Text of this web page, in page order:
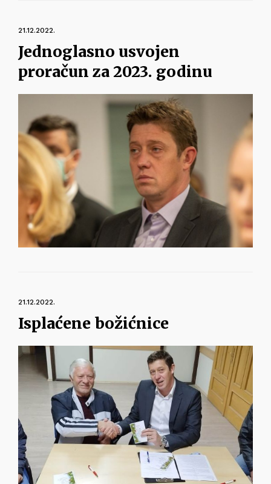
21.12.2022.
Jednoglasno usvojen
proračun za 2023. godinu
21.12.2022.
Isplaćene božićnice